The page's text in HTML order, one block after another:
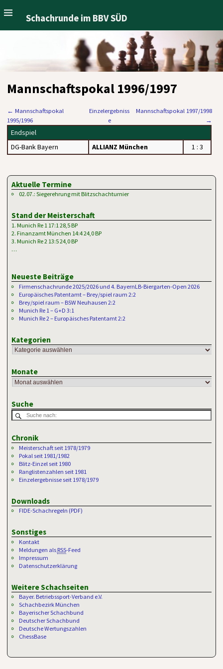
Schachrunde im BBV SÜD
Mannschaftspokal 1996/1997
← Mannschaftspokal
1995/1996
Mannschaftspokal 1997/1998
→
Einzelergebniss
e
Endspiel
DG-Bank Bayern
ALLIANZ München 1 : 3
Aktuelle Termine
02.07.: Siegerehrung mit Blitzschachturnier
Stand der Meisterschaft
1. Munich Re 1 17:1 28,5 BP
2. Finanzamt München 14:4 24,0 BP
3. Munich Re 2 13:5 24,0 BP
…
Neueste Beiträge
Firmenschachrunde 2025/2026 und 4. BayernLB-Biergarten-Open 2026
Europäisches Patentamt – Brey/spiel raum 2:2
Brey/spiel raum – BSW Neuhausen 2:2
Munich Re 1 – G+D 3:1
Munich Re 2 – Europäisches Patentamt 2:2
Kategorien
Monate
Suche
Chronik
Meisterschaft seit 1978/1979
Pokal seit 1981/1982
Blitz-Einzel seit 1980
Ranglistenzahlen seit 1981
Einzelergebnisse seit 1978/1979
Downloads
FIDE-Schachregeln (PDF)
Sonstiges
Kontakt
Meldungen als RSS-Feed
Impressum
Datenschutzerklärung
Weitere Schachseiten
Bayer. Betriebssport-Verband e.V.
Schachbezirk München
Bayerischer Schachbund
Deutscher Schachbund
Deutsche Wertungszahlen
ChessBase